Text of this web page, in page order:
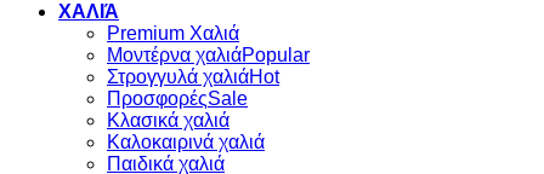
ΧΑΛΙΆ
Premium Χαλιά
Μοντέρνα χαλιά
Στρογγυλά χαλιά
Προσφορές
Κλασικά χαλιά
Καλοκαιρινά χαλιά
Παιδικά χαλιά